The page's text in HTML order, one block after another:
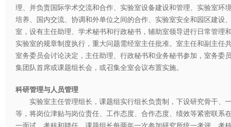
理、并负责国际学术交流和合作、实验室设备建设和管理、实验室环
培养、国内交流、协调和外单位之间的合作、实验室安全和园区建设
室，设有主任助理、学术秘书和行政秘书，辅助室领导进行日常管理
实验室的规章制度执行，重大问题需经室主任批准。室主任和副主任
室务委员会讨论决定，主任助理、行政秘书和业务秘书参加，室务委
集团队首席或课题组长会，或召集全室会议布置实施。
科研管理与人员管理
实验室主任管理组长，课题组实行组长负责制，下设研究骨干、
等，将岗位津贴与岗位责任、工作态度、合作态度、绩效等紧密联系